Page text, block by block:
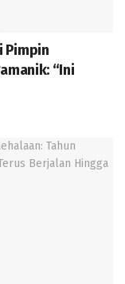
Pimpin
“Ini